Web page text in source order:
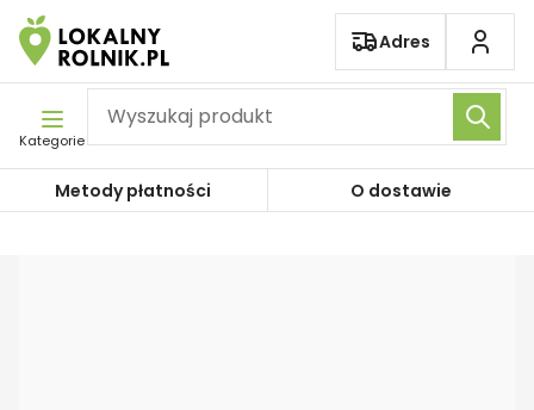
Pomiń nawigację
Adres
Kategorie
Metody płatności O dostawie